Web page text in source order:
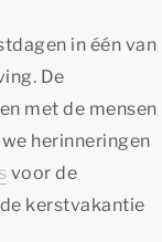
in één van
De
met de mensen
herinneringen
voor de
kerstvakantie